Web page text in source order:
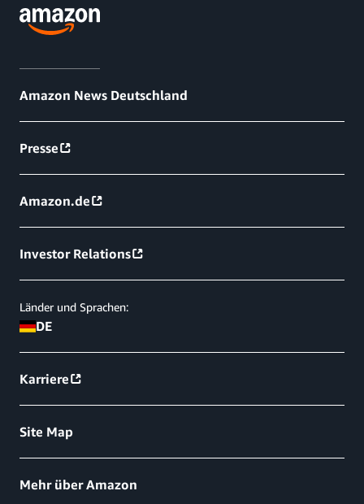
Amazon News Deutschland
Presse
Amazon.de
Investor Relations
Länder und Sprachen:
DE
Karriere
Site Map
Mehr über Amazon